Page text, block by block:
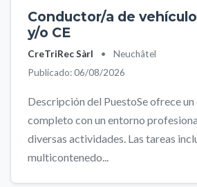
Conductor/a de
y/o CE
CreTriRec Sàrl •
Neuchâtel
Publicado: 06/08/2026
Descripción del PuestoSe ofrece
completo con un entorno
diversas actividades. Las tareas
multicontenedo...